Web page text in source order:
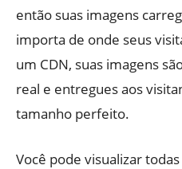
então suas imagens
importa de onde seus
um CDN, suas imagens
real e entregues aos
tamanho perfeito.
Você pode visualizar